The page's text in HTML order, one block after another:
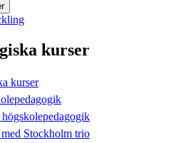
kurser
kurser
Stockholm trio